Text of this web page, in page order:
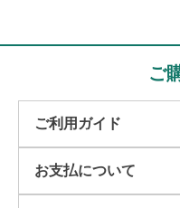
ご
ご利用ガイド
お支払について